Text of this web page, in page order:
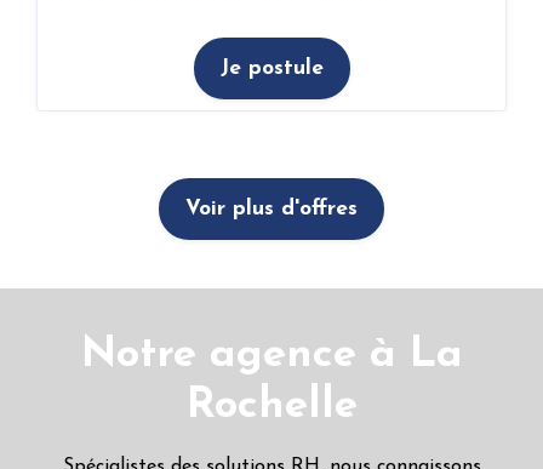
Je postule
Voir plus d'offres
Notre agence à La
Rochelle